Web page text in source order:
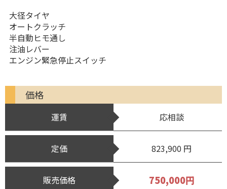
大径タイヤ
オートクラッチ
半自動ヒモ通し
注油レバー
エンジン緊急停止スイッチ
価格
運賃 応相談
定価 823,900 円
販売価格 750,000円